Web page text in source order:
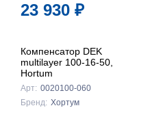
23 930 ₽
Компенсатор DEK
multilayer 100-16-50,
Hortum
Арт: 0020100-060
Бренд: Хортум